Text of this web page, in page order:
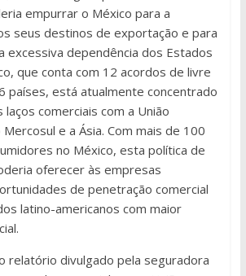
empurrar o México para a
seus destinos de exportação e para
excessiva dependência dos Estados
que conta com 12 acordos de livre
países, está atualmente concentrado
comerciais com a União
e a Ásia. Com mais de 100
no México, esta política de
oferecer às empresas
de penetração comercial
latino-americanos com maior
relatório divulgado pela seguradora